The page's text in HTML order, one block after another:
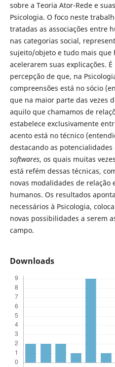
sobre a Teoria Ator-Rede e
Psicologia. O foco neste
tratadas as associações entre
nas categorias social,
sujeito/objeto e tudo mais que
acelerarem suas explicações.
percepção de que, na
compreensões está no sócio
que na maior parte das vezes
aquilo que chamamos de
estabelece exclusivamente
acento está no técnico
destacando as
softwares, os quais muitas
está refém dessas técnicas,
novas modalidades de relação
humanos. Os resultados
necessários à Psicologia,
novas possibilidades a serem
campo.
Downloads